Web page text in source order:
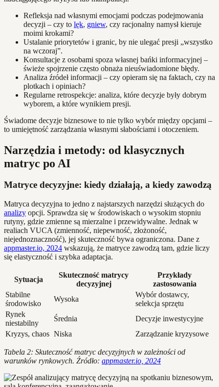
Refleksja nad własnymi emocjami podczas podejmowania
decyzji – czy to lęk, gniew, czy racjonalny namysł kieruje
moimi krokami?
Ustalanie priorytetów i granic, by nie ulegać presji „wszystko
na wczoraj”.
Konsultacje z osobami spoza własnej bańki informacyjnej –
świeże spojrzenie często obnaża nieuświadomione błędy.
Analiza źródeł informacji – czy opieram się na faktach, czy na
plotkach i opiniach?
Regularne retrospekcje: analiza, które decyzje były dobrym
wyborem, a które wynikiem presji.
Świadome decyzje biznesowe to nie tylko wybór między opcjami –
to umiejętność zarządzania własnymi słabościami i otoczeniem.
Narzędzia i metody: od klasycznych
matryc po AI
Matryce decyzyjne: kiedy działają, a kiedy zawodzą
Matryca decyzyjna to jedno z najstarszych narzędzi służących do
analizy opcji. Sprawdza się w środowiskach o wysokim stopniu
rutyny, gdzie zmienne są mierzalne i przewidywalne. Jednak w
realiach VUCA (zmienność, niepewność, złożoność,
niejednoznaczność), jej skuteczność bywa ograniczona. Dane z
appmaster.io, 2024 wskazują, że matryce zawodzą tam, gdzie liczy
się elastyczność i szybka adaptacja.
Sytuacja
Skuteczność matrycy
decyzyjnej
Przykłady
zastosowania
Stabilne
środowisko
Wysoka
Wybór dostawcy,
selekcja sprzętu
Rynek
niestabilny
Średnia
Decyzje inwestycyjne
Kryzys, chaos Niska Zarządzanie kryzysowe
Tabela 2: Skuteczność matryc decyzyjnych w zależności od
warunków rynkowych. Źródło: appmaster.io, 2024